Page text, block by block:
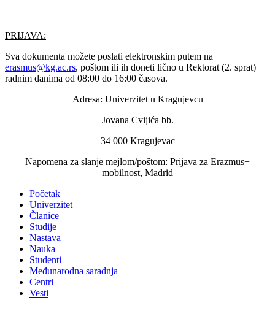
PRIJAVA:
Sva dokumenta možete poslati elektronskim putem na
erasmus@kg.ac.rs, poštom ili ih doneti lično u Rektorat (2. sprat)
radnim danima od 08:00 do 16:00 časova.
Adresa: Univerzitet u Kragujevcu
Jovana Cvijića bb.
34 000 Kragujevac
Napomena za slanje mejlom/poštom: Prijava za Erazmus+
mobilnost, Madrid
Početak
Univerzitet
Članice
Studije
Nastava
Nauka
Studenti
Međunarodna saradnja
Centri
Vesti